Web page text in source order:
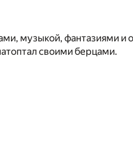
музыкой, фантазиями и
своими берцами.